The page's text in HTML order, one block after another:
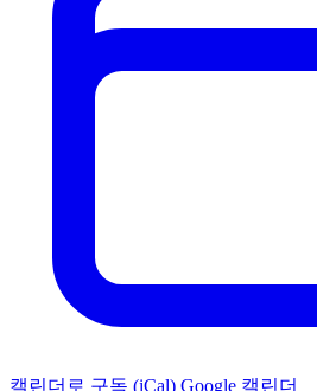
캘린더로 구독 (iCal) Google 캘린더